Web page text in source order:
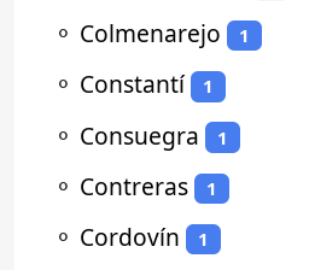
⚬ Colmenarejo 1
⚬ Constantí 1
⚬ Consuegra 1
⚬ Contreras 1
⚬ Cordovín 1